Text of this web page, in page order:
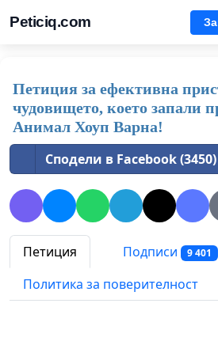
Peticiq.com
Петиция за ефективна
чудовището, което запали
Анимал Хоуп Варна!
Сподели в Facebook (3450)
Петиция Подписи 9 401
Политика за поверителност